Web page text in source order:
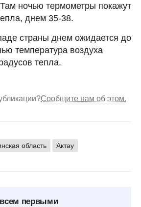
ночью термометры покажут
днем 35-38.
страны днем ожидается до
температура воздуха
тепла.
Сообщите нам об этом.
область Актау
всем первыми